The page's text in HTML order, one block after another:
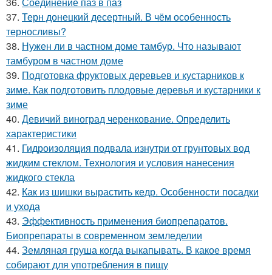
37. Терн донецкий десертный. В чём особенность
терносливы?
38. Нужен ли в частном доме тамбур. Что называют
тамбуром в частном доме
39. Подготовка фруктовых деревьев и кустарников к
зиме. Как подготовить плодовые деревья и кустарники к
зиме
40. Девичий виноград черенкование. Определить
характеристики
41. Гидроизоляция подвала изнутри от грунтовых вод
жидким стеклом. Технология и условия нанесения
жидкого стекла
42. Как из шишки вырастить кедр. Особенности посадки
и ухода
43. Эффективность применения биопрепаратов.
Биопрепараты в современном земледелии
44. Земляная груша когда выкапывать. В какое время
собирают для употребления в пищу